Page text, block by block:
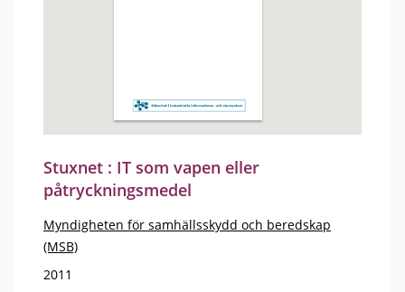
Stuxnet : IT som vapen eller
påtryckningsmedel
Myndigheten för samhällsskydd och beredskap
(MSB)
2011